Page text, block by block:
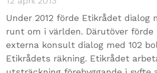
Under 2012 förde Etikrådet dialog
runt om i världen. Därutöver förde
externa konsult dialog med 102
Etikrådets räkning. Etikrådet